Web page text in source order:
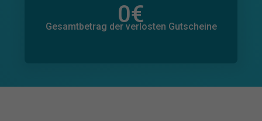
0€
Gesamtbetrag der verlosten Gutscheine
0€
Gesamtbetrag der zugesagten Spenden